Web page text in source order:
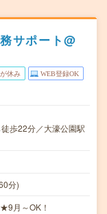
サポート@
休み WEB登録OK
歩22分／大濠公園駅
分)
月～OK！